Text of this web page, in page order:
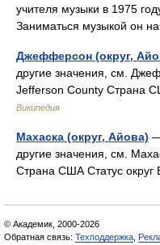
учителя музыки в 1975
Заниматься музыкой он
Джефферсон (округ,
другие значения, см.
Jefferson County Страна
Википедия
Махаска (округ, Айова)
другие значения, см.
Страна США Статус
© Академик, 2000-2026
Обратная связь: Техподдержка